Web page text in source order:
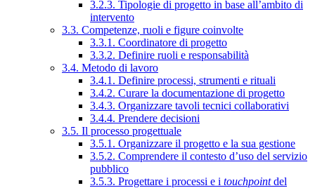
3.2.3. Tipologie di progetto in base all’ambito di
intervento
3.3. Competenze, ruoli e figure coinvolte
3.3.1. Coordinatore di progetto
3.3.2. Definire ruoli e responsabilità
3.4. Metodo di lavoro
3.4.1. Definire processi, strumenti e rituali
3.4.2. Curare la documentazione di progetto
3.4.3. Organizzare tavoli tecnici collaborativi
3.4.4. Prendere decisioni
3.5. Il processo progettuale
3.5.1. Organizzare il progetto e la sua gestione
3.5.2. Comprendere il contesto d’uso del servizio
pubblico
3.5.3. Progettare i processi e i touchpointdel